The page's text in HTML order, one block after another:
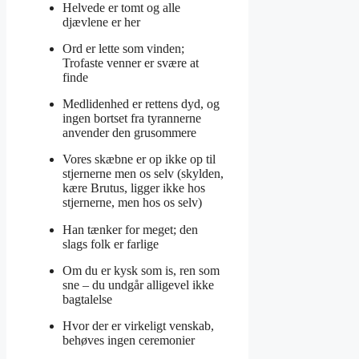
Helvede er tomt og alle
djævlene er her
Ord er lette som vinden;
Trofaste venner er svære at
finde
Medlidenhed er rettens dyd, og
ingen bortset fra tyrannerne
anvender den grusommere
Vores skæbne er op ikke op til
stjernerne men os selv (skylden,
kære Brutus, ligger ikke hos
stjernerne, men hos os selv)
Han tænker for meget; den
slags folk er farlige
Om du er kysk som is, ren som
sne – du undgår alligevel ikke
bagtalelse
Hvor der er virkeligt venskab,
behøves ingen ceremonier